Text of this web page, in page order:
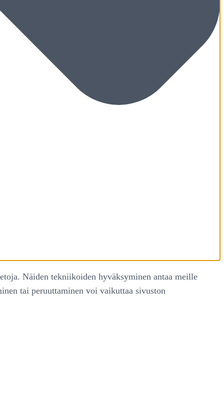
Näiden tekniikoiden hyväksyminen antaa meille
tai peruuttaminen voi vaikuttaa sivuston